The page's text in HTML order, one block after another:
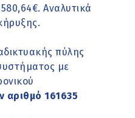
Αναλυτικά
πύλης
με
αριθμό 161635